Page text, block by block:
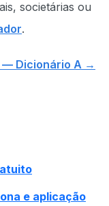
societárias ou
.
— Dicionário A →
e aplicação